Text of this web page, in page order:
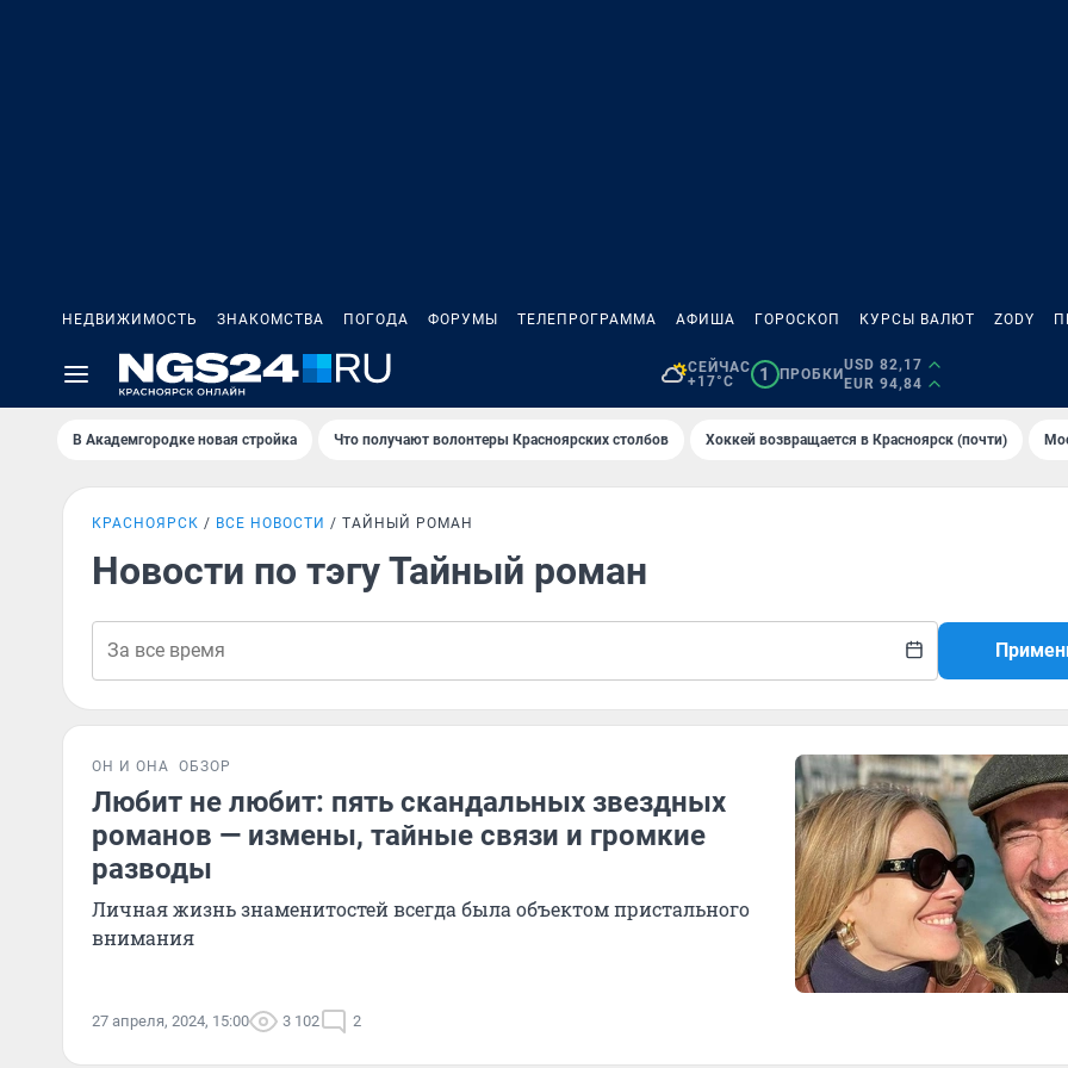
НЕДВИЖИМОСТЬ ЗНАКОМСТВА ПОГОДА ФОРУМЫ ТЕЛЕПРОГРАММА АФИША ГОРОСКОП КУРСЫ ВАЛЮТ ZODY
СЕЙЧАС
+17°C
1 ПРОБКИ
USD 82,17
EUR 94,84
В Академгородке новая стройка Что получают волонтеры Красноярских столбов Хоккей возвращается в Красноярск (почти)
КРАСНОЯРСК ВСЕ НОВОСТИ ТАЙНЫЙ РОМАН
Новости по тэгу Тайный роман
ОН И ОНА ОБЗОР
Любит не любит: пять скандальных звездных
романов — измены, тайные связи и громкие
разводы
Личная жизнь знаменитостей всегда была объектом пристального
внимания
27 апреля, 2024, 15:00 3 102 2